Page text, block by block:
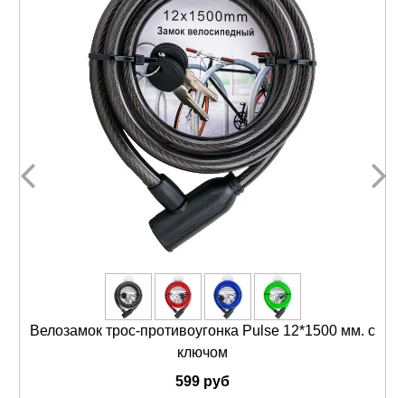
Велозамок трос-противоугонка Pulse 12*1500 мм. с
ключом
599 руб